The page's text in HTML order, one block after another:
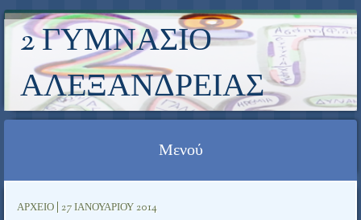
2 ΓΥΜΝΆΣΙΟ
ΑΛΕΞΆΝΔΡΕΙΑΣ
Μενού
ΑΡΧΕΊΟ | 27 ΙΑΝΟΥΑΡΊΟΥ 2014